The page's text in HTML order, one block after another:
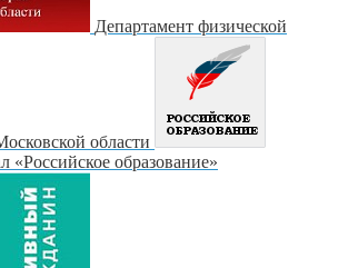
Департамент физической
области
«Российское образование»